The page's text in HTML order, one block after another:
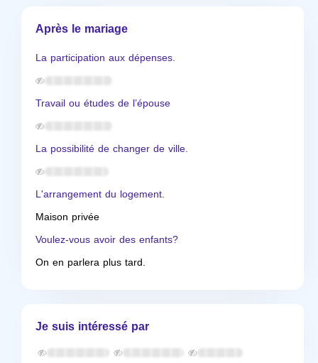
Après le mariage
La participation aux dépenses.
Travail ou études de l’épouse
La possibilité de changer de ville.
L'arrangement du logement.
Maison privée
Voulez-vous avoir des enfants?
On en parlera plus tard.
Je suis intéressé par